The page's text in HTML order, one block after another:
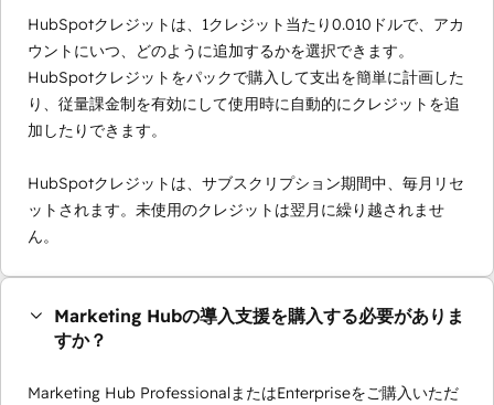
HubSpotクレジットは、1クレジット当たり0.010ドルで、アカ
ウントにいつ、どのように追加するかを選択できます。
HubSpotクレジットをパックで購入して支出を簡単に計画した
り、従量課金制を有効にして使用時に自動的にクレジットを追
加したりできます。
HubSpotクレジットは、サブスクリプション期間中、毎月リセ
ットされます。未使用のクレジットは翌月に繰り越されませ
ん。
Marketing Hubの導入支援を購入する必要がありま
すか？
Marketing Hub ProfessionalまたはEnterpriseをご購入いただ